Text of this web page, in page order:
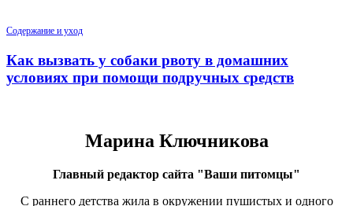
Содержание и уход
Как вызвать у собаки рвоту в домашних
условиях при помощи подручных средств
Марина Ключникова
Главный редактор сайта "Ваши питомцы"
С раннего детства жила в окружении пушистых и одного